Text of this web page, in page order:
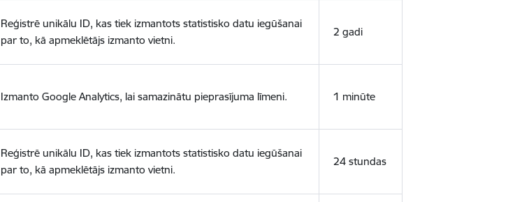
Reģistrē unikālu ID, kas tiek izmantots statistisko datu iegūšanai
par to, kā apmeklētājs izmanto vietni.
2 gadi
Izmanto Google Analytics, lai samazinātu pieprasījuma līmeni. 1 minūte
Reģistrē unikālu ID, kas tiek izmantots statistisko datu iegūšanai
par to, kā apmeklētājs izmanto vietni.
24 stundas